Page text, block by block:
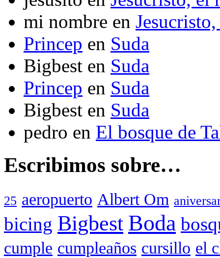
mi nombre en
Princep en Suda
Bigbest en Suda
Princep en Suda
Bigbest en Suda
pedro en El bosque de
Escribimos sobre…
25 aeropuerto Albert Om
bicing Bigbest Boda
cumple cumpleaños cursillo el